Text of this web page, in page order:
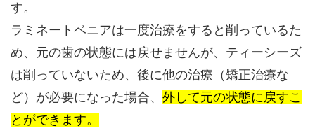
す。
ラミネートベニアは一度治療をすると削っているた
め、元の歯の状態には戻せませんが、 ティーシーズ
は削っていないため、後に他の治療（矯正治療な
ど）が必要になった場合、 外して元の状態に戻すこ
とができます。